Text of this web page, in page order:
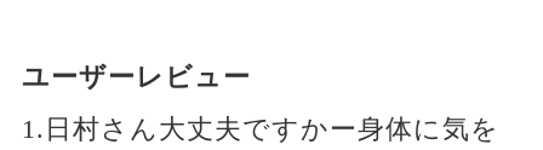
ユーザーレビュー
1.日村さん大丈夫ですかー身体に気を